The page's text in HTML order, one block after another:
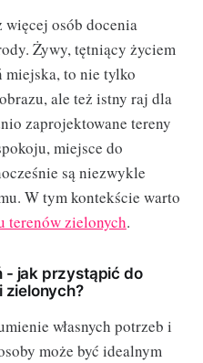
więcej osób docenia
Żywy, tętniący życiem
miejska, to nie tylko
ale też istny raj dla
zaprojektowane tereny
miejsce do
są niezwykle
W tym kontekście warto
terenów zielonych.
- jak przystąpić do
zielonych?
własnych potrzeb i
może być idealnym